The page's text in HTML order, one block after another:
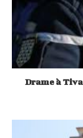
Drame à